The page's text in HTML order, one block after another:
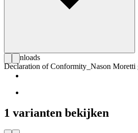
Downloads
Declaration of Conformity_Nason Moretti
1 varianten bekijken